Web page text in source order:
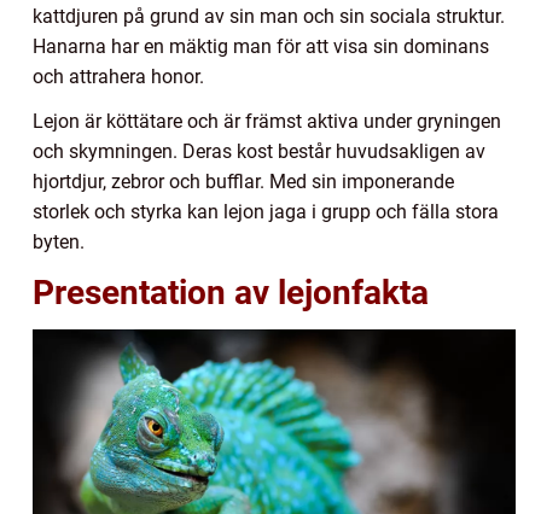
kattdjuren på grund av sin man och sin sociala struktur.
Hanarna har en mäktig man för att visa sin dominans
och attrahera honor.
Lejon är köttätare och är främst aktiva under gryningen
och skymningen. Deras kost består huvudsakligen av
hjortdjur, zebror och bufflar. Med sin imponerande
storlek och styrka kan lejon jaga i grupp och fälla stora
byten.
Presentation av lejonfakta